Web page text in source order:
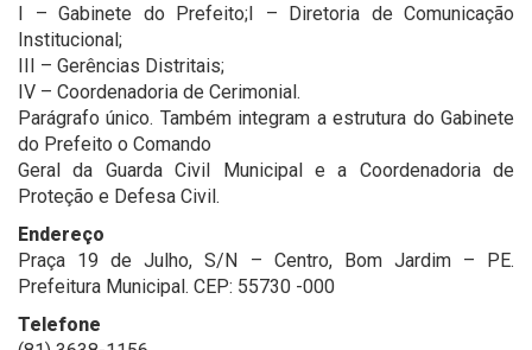
I – Gabinete do Prefeito;I – Diretoria de Comunicação
Institucional;
III – Gerências Distritais;
IV – Coordenadoria de Cerimonial.
Parágrafo único. Também integram a estrutura do Gabinete
do Prefeito o Comando
Geral da Guarda Civil Municipal e a Coordenadoria de
Proteção e Defesa Civil.
Endereço
Praça 19 de Julho, S/N – Centro, Bom Jardim – PE.
Prefeitura Municipal. CEP: 55730 -000
Telefone